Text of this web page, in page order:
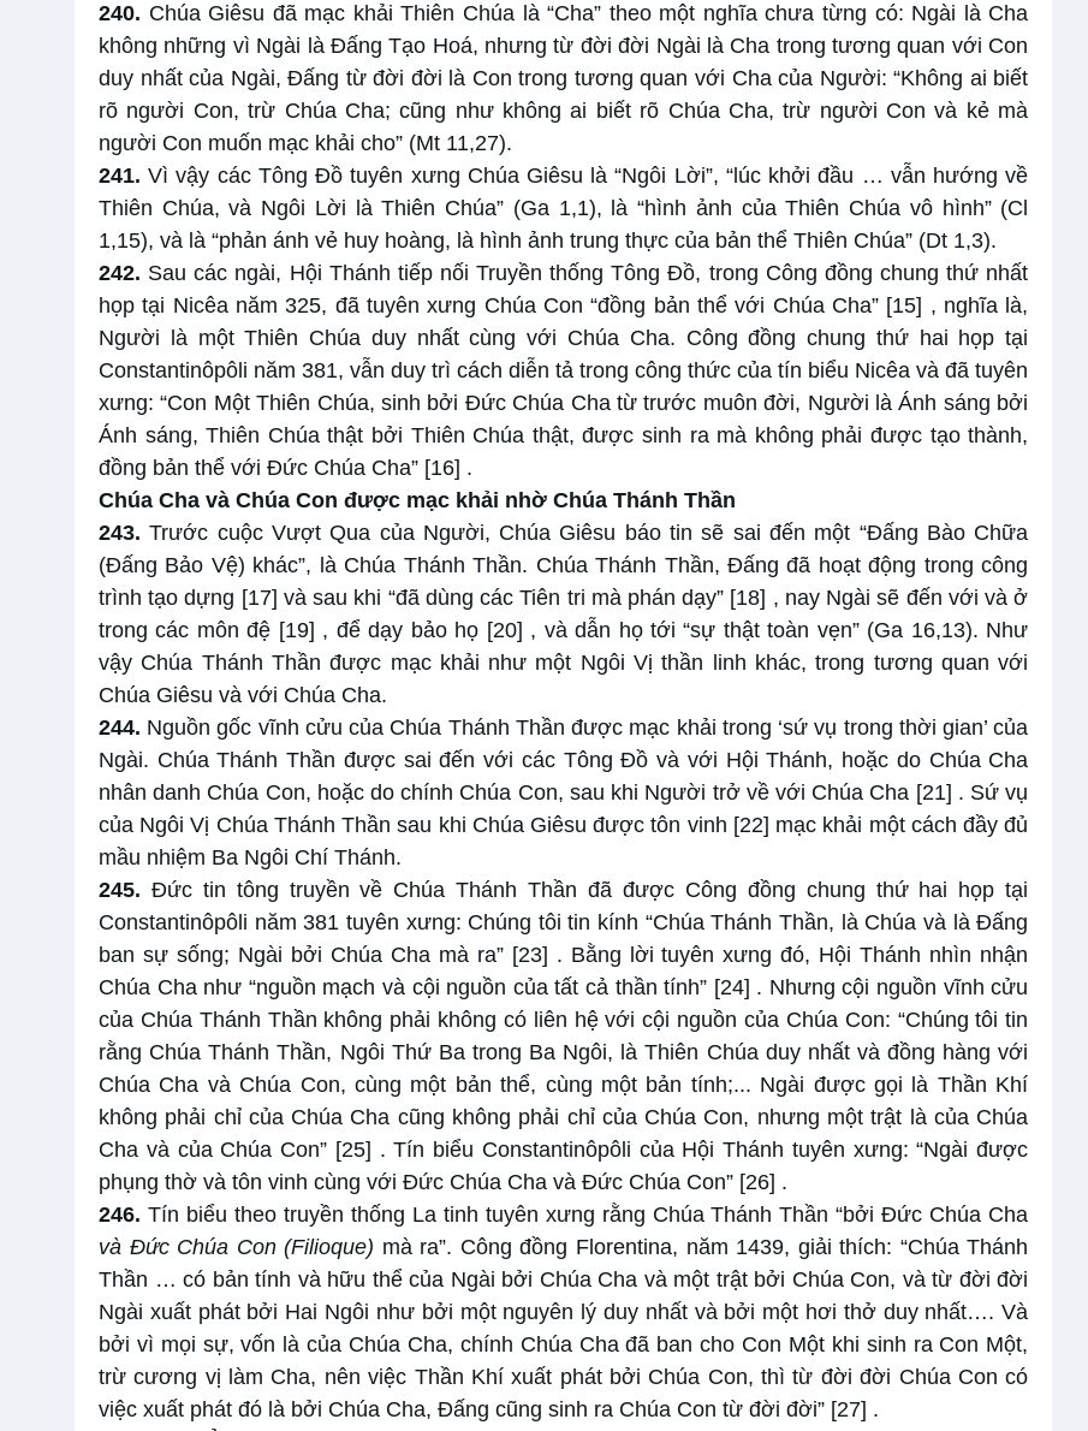
240. Chúa Giêsu đã mạc khải Thiên Chúa là “Cha” theo một nghĩa chưa từng có: Ngài là Cha
không những vì Ngài là Đấng Tạo Hoá, nhưng từ đời đời Ngài là Cha trong tương quan với Con
duy nhất của Ngài, Đấng từ đời đời là Con trong tương quan với Cha của Người: “Không ai biết
rõ người Con, trừ Chúa Cha; cũng như không ai biết rõ Chúa Cha, trừ người Con và kẻ mà
người Con muốn mạc khải cho” (Mt 11,27).
241. Vì vậy các Tông Đồ tuyên xưng Chúa Giêsu là “Ngôi Lời”, “lúc khởi đầu … vẫn hướng về
Thiên Chúa, và Ngôi Lời là Thiên Chúa” (Ga 1,1), là “hình ảnh của Thiên Chúa vô hình” (Cl
1,15), và là “phản ánh vẻ huy hoàng, là hình ảnh trung thực của bản thể Thiên Chúa” (Dt 1,3).
242. Sau các ngài, Hội Thánh tiếp nối Truyền thống Tông Đồ, trong Công đồng chung thứ nhất
họp tại Nicêa năm 325, đã tuyên xưng Chúa Con “đồng bản thể với Chúa Cha”[15] , nghĩa là,
Người là một Thiên Chúa duy nhất cùng với Chúa Cha. Công đồng chung thứ hai họp tại
Constantinôpôli năm 381, vẫn duy trì cách diễn tả trong công thức của tín biểu Nicêa và đã tuyên
xưng: “Con Một Thiên Chúa, sinh bởi Đức Chúa Cha từ trước muôn đời, Người là Ánh sáng bởi
Ánh sáng, Thiên Chúa thật bởi Thiên Chúa thật, được sinh ra mà không phải được tạo thành,
đồng bản thể với Đức Chúa Cha” [16] .
Chúa Cha và Chúa Con được mạc khải nhờ Chúa Thánh Thần
243. Trước cuộc Vượt Qua của Người, Chúa Giêsu báo tin sẽ sai đến một “Đấng Bào Chữa
(Đấng Bảo Vệ) khác”, là Chúa Thánh Thần. Chúa Thánh Thần, Đấng đã hoạt động trong công
trình tạo dựng [17] và sau khi “đã dùng các Tiên tri mà phán dạy” [18] , nay Ngài sẽ đến với và ở
trong các môn đệ [19] , để dạy bảo họ [20] , và dẫn họ tới “sự thật toàn vẹn” (Ga 16,13). Như
vậy Chúa Thánh Thần được mạc khải như một Ngôi Vị thần linh khác, trong tương quan với
Chúa Giêsu và với Chúa Cha.
244. Nguồn gốc vĩnh cửu của Chúa Thánh Thần được mạc khải trong ‘sứ vụ trong thời gian’ của
Ngài. Chúa Thánh Thần được sai đến với các Tông Đồ và với Hội Thánh, hoặc do Chúa Cha
nhân danh Chúa Con, hoặc do chính Chúa Con, sau khi Người trở về với Chúa Cha [21] . Sứ vụ
của Ngôi Vị Chúa Thánh Thần sau khi Chúa Giêsu được tôn vinh [22] mạc khải một cách đầy đủ
mầu nhiệm Ba Ngôi Chí Thánh.
245. Đức tin tông truyền về Chúa Thánh Thần đã được Công đồng chung thứ hai họp tại
Constantinôpôli năm 381 tuyên xưng: Chúng tôi tin kính “Chúa Thánh Thần, là Chúa và là Đấng
ban sự sống; Ngài bởi Chúa Cha mà ra”[23] . Bằng lời tuyên xưng đó, Hội Thánh nhìn nhận
Chúa Cha như “nguồn mạch và cội nguồn của tất cả thần tính” [24] . Nhưng cội nguồn vĩnh cửu
của Chúa Thánh Thần không phải không có liên hệ với cội nguồn của Chúa Con: “Chúng tôi tin
rằng Chúa Thánh Thần, Ngôi Thứ Ba trong Ba Ngôi, là Thiên Chúa duy nhất và đồng hàng với
Chúa Cha và Chúa Con, cùng một bản thể, cùng một bản tính;... Ngài được gọi là Thần Khí
không phải chỉ của Chúa Cha cũng không phải chỉ của Chúa Con, nhưng một trật là của Chúa
Cha và của Chúa Con” [25] . Tín biểu Constantinôpôli của Hội Thánh tuyên xưng: “Ngài được
phụng thờ và tôn vinh cùng với Đức Chúa Cha và Đức Chúa Con” [26] .
246. Tín biểu theo truyền thống La tinh tuyên xưng rằng Chúa Thánh Thần “bởi Đức Chúa Cha
và Đức Chúa Con (Filioque) mà ra”. Công đồng Florentina, năm 1439, giải thích: “Chúa Thánh
Thần … có bản tính và hữu thể của Ngài bởi Chúa Cha và một trật bởi Chúa Con, và từ đời đời
Ngài xuất phát bởi Hai Ngôi như bởi một nguyên lý duy nhất và bởi một hơi thở duy nhất…. Và
bởi vì mọi sự, vốn là của Chúa Cha, chính Chúa Cha đã ban cho Con Một khi sinh ra Con Một,
trừ cương vị làm Cha, nên việc Thần Khí xuất phát bởi Chúa Con, thì từ đời đời Chúa Con có
việc xuất phát đó là bởi Chúa Cha, Đấng cũng sinh ra Chúa Con từ đời đời” [27] .